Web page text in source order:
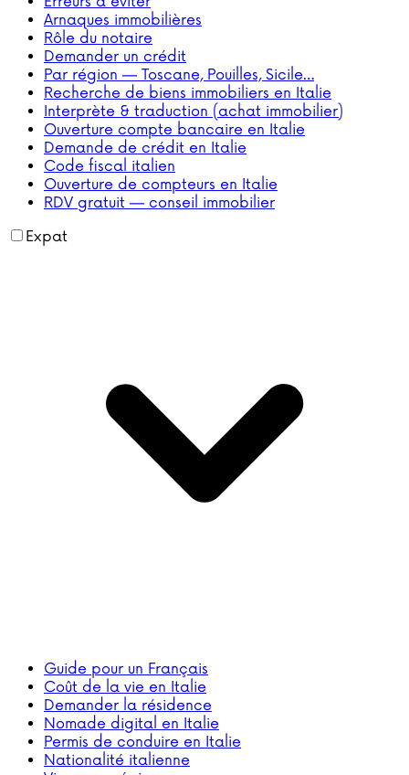
Arnaques immobilières
Rôle du notaire
Demander un crédit
Par région — Toscane, Pouilles, Sicile…
Recherche de biens immobiliers en Italie
Interprète & traduction (achat immobilier)
Ouverture compte bancaire en Italie
Demande de crédit en Italie
Code fiscal italien
Ouverture de compteurs en Italie
RDV gratuit — conseil immobilier
Expat
Guide pour un Français
Coût de la vie en Italie
Demander la résidence
Nomade digital en Italie
Permis de conduire en Italie
Nationalité italienne